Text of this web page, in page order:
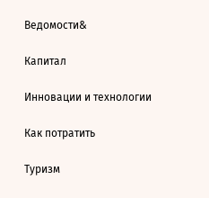
Ведомости&
Капитал
Инновации и технологии
Как потратить
Туризм